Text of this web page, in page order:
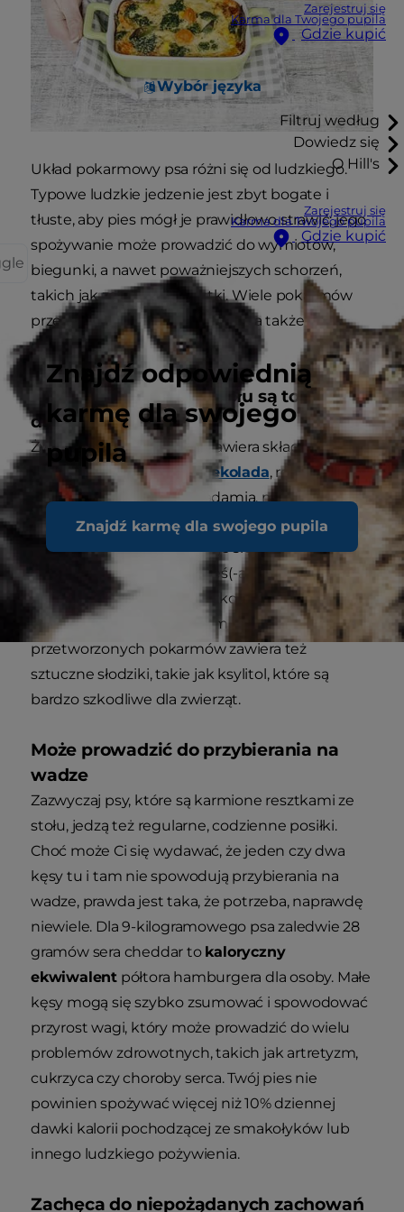
Zarejestruj się
Karma dla Twojego pupila
Gdzie kupić
Wybór języka
Filtruj według
Dowiedz się
O Hill's
Zarejestruj się
Karma dla Twojego pupila
Gdzie kupić
Znajdź odpowiednią
karmę dla swojego
pupila
Znajdź karmę dla swojego pupila
Układ pokarmowy psa różni się od ludzkiego.
Typowe ludzkie jedzenie jest zbyt bogate i
tłuste, aby pies mógł je prawidłowo strawić; jego
spożywanie może prowadzić do wymiotów,
biegunki, a nawet poważniejszych schorzeń,
takich jak zapalenie trzustki. Wiele pokarmów
przeznaczonych dla ludzi zawiera także
niezdrową dla psów ilość sodu.
Niektóre potrawy ze stołu są toksyczne
dla psów
Żywność dla ludzi często zawiera składniki, które
są toksyczne dla psów.
Czekolada, rodzynki,
winogrona, orzechy makadamia, migdały, cebula
i czosnek są niebezpieczne dla psów. Jeśli nie
wiesz, co dokładnie znajduje się w resztkach z
restauracji, które przyniosłeś(-aś) do domu,
możesz nieświadomie zaszkodzić swojemu
żebrzącemu psu, podając mu łyżeczkę. Wiele
przetworzonych pokarmów zawiera też
sztuczne słodziki, takie jak ksylitol, które są
bardzo szkodliwe dla zwierząt.
Może prowadzić do przybierania na
wadze
Zazwyczaj psy, które są karmione resztkami ze
stołu, jedzą też regularne, codzienne posiłki.
Choć może Ci się wydawać, że jeden czy dwa
kęsy tu i tam nie spowodują przybierania na
wadze, prawda jest taka, że potrzeba, naprawdę
niewiele. Dla 9-kilogramowego psa zaledwie 28
gramów sera cheddar to kaloryczny
ekwiwalent półtora hamburgera dla osoby. Małe
kęsy mogą się szybko zsumować i spowodować
przyrost wagi, który może prowadzić do wielu
problemów zdrowotnych, takich jak artretyzm,
cukrzyca czy choroby serca. Twój pies nie
powinien spożywać więcej niż 10% dziennej
dawki kalorii pochodzącej ze smakołyków lub
innego ludzkiego pożywienia.
Zachęca do niepożądanych zachowań